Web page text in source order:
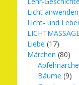
Licht anwenden
Licht- und
Liebe (17)
Märchen (80)
Bäume (9)